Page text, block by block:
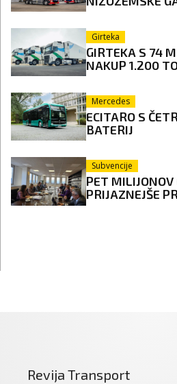
Girteka
GIRTEKA S 74
NAKUP 1.200
Mercedes
ECITARO S
BATERIJ
Subvencije
PET MILIJONOV
PRIJAZNEJŠE
Revija Transport